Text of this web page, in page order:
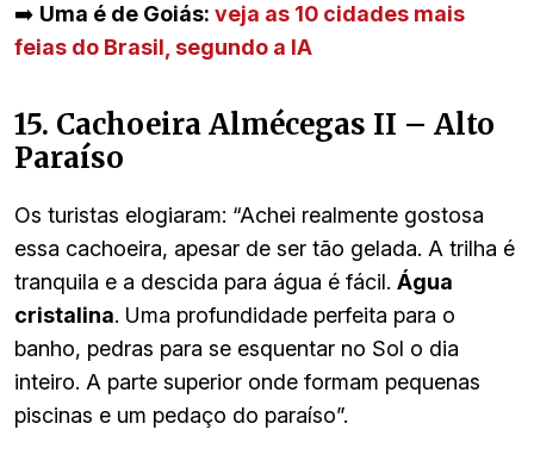
➡️ Uma é de Goiás: veja as 10 cidades mais
feias do Brasil, segundo a IA
15. Cachoeira Almécegas II – Alto
Paraíso
Os turistas elogiaram: “Achei realmente gostosa
essa cachoeira, apesar de ser tão gelada. A trilha é
tranquila e a descida para água é fácil. Água
cristalina. Uma profundidade perfeita para o
banho, pedras para se esquentar no Sol o dia
inteiro. A parte superior onde formam pequenas
piscinas e um pedaço do paraíso”.